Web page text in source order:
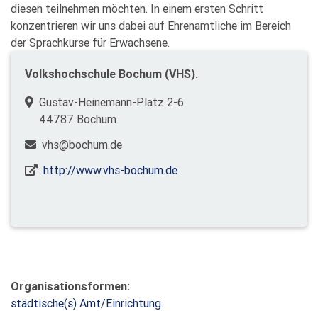
diesen teilnehmen möchten. In einem ersten Schritt
konzentrieren wir uns dabei auf Ehrenamtliche im Bereich
der Sprachkurse für Erwachsene.
Volkshochschule Bochum (VHS).
Gustav-Heinemann-Platz 2-6
44787 Bochum
vhs@bochum.de
http://www.vhs-bochum.de
Organisationsformen:
städtische(s) Amt/Einrichtung.